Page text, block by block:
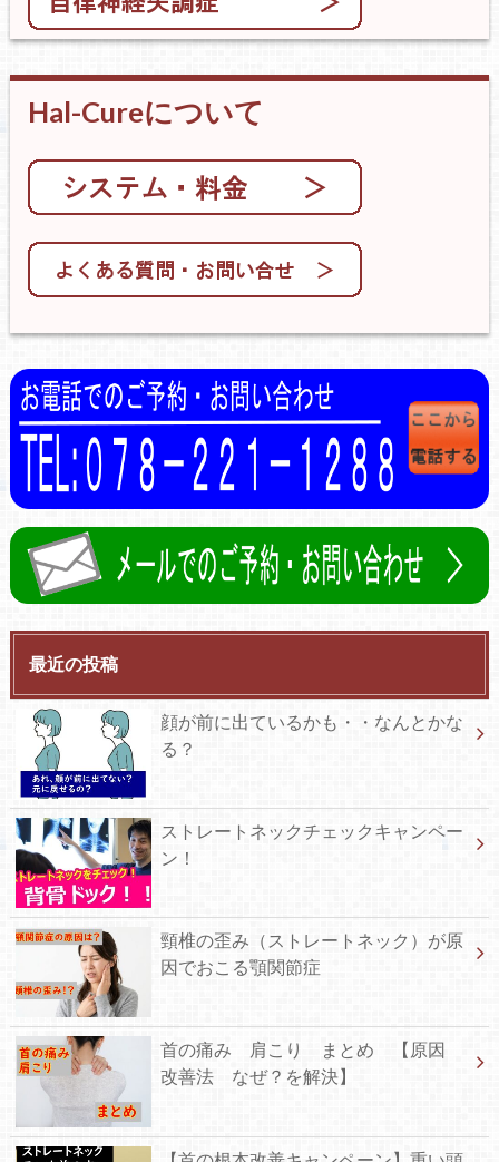
Hal-Cureについて
最近の投稿
顔が前に出ているかも・・なんとかな
る？
ストレートネックチェックキャンペー
ン！
頸椎の歪み（ストレートネック）が原
因でおこる顎関節症
首の痛み 肩こり まとめ 【原因
改善法 なぜ？を解決】